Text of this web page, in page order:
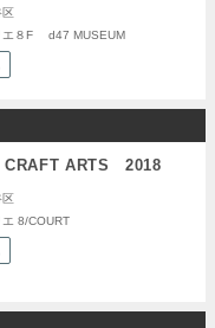
区
エ８F d47 MUSEUM
CRAFT ARTS 2018
区
8/COURT